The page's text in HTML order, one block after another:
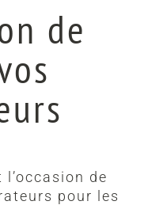
de
de
pour les